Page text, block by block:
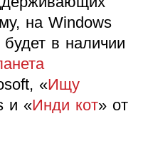
на Windows
в наличии
«Ищу
и «Инди кот» от